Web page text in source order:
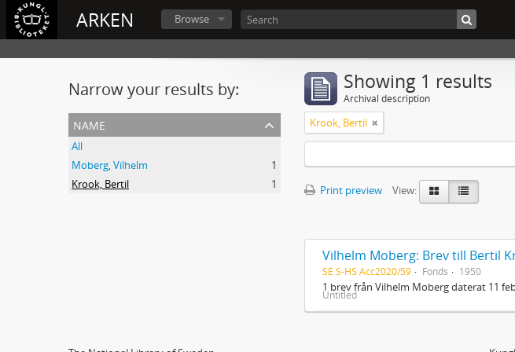
ARKEN Browse
Narrow your results by:
name
All
Moberg, Vilhelm
1
Krook, Bertil
1
Showing 1 results
Archival description
Krook, Bertil
Print preview
View:
Vilhelm Moberg: Brev till Bertil
SE S-HS Acc2020/59 Fonds 1950
1 brev från Vilhelm Moberg daterat 11
Untitled